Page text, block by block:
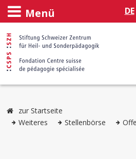
Menü DE
zur Startseite
Weiteres
Stellenbörse